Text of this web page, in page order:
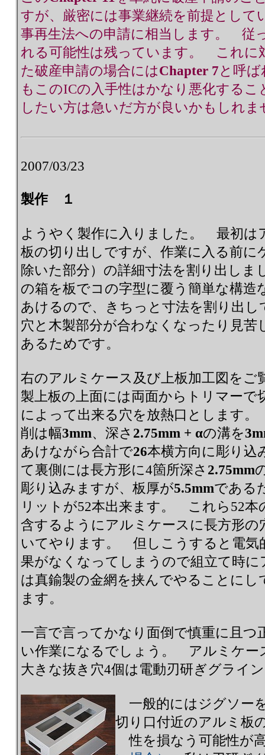
すが、厳密には事業継続を前提として
事再生法への申請に相当します。 従
れる可能性は残っています。 これに
た破産申請の場合にはChapter 7と呼
もこのICの入手性はかなり悪化する
したい方は急いだ方が良いかもしれま
2007/03/23
製作 １
ようやく製作に入りました。 最初は
板の切り出しですが、作業に入る前に
除いた部分）の詳細寸法を割り出し
の箱を板でコの字型に覆う簡単な構造
あけるので、きちっと寸法を割り出
穴と木製部分が合わなくなったり見
あるためです。
右のアルミケース及び上板加工図を
製上板の上面には両面からトリマーで
によって出来る穴を放熱口とします
削は幅3mm、深さ 2.75mm + αの溝を
あけながら合計で26本横方向に彫り
て裏側には長方形に4箇所深さ 2.75mm
彫り込みますが、板厚が5.5mmである
リットが52本出来ます。 これら52本
含するようにアルミケースに長方形の
いてやります。 但しこうすると電気
果がなくなってしまうので組立て時
は真鍮製の金網を挟んでやることにし
ます。
一言で言ってかなり面倒で慎重に且つ
い作業になるでしょう。 アルミケー
大きな抜き穴4個は電動刃研ぎグライ
一般的にはジグソー
切り口付近のアルミ板
性を損なう可能性が